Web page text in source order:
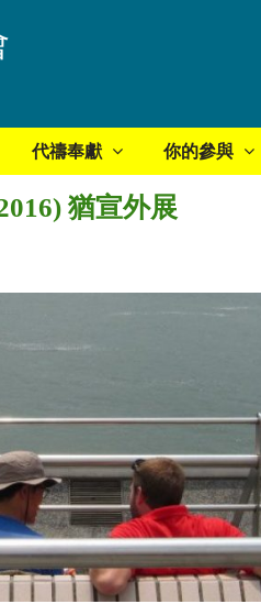
代禱奉獻 你的參與
猶宣外展